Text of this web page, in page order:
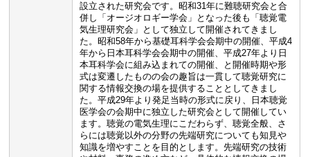
設立された研究会です。昭和31年に難聴研究会と合
併し「オージオロギー学会」となった後も「聴覚電
気生理研究会」として独立して開催されてきまし
た。昭和58年から基礎耳科学会会期中の開催、平成4
年から日本耳科学会会期中の開催、平成27年より日
本耳科学会に組み込まれての開催、と開催時期や形
式は変遷したものの会の趣旨は一貫して聴覚研究に
関する情報交換の場を提供することとしてきまし
た。平成29年より発足当時の形式に戻り、日本聴覚
医学会の会期中に独立した研究会として開催してい
ます。聴覚の電気生理にこだわらず、聴覚全般、さ
らには聴覚以外の分野の先端研究についても知見や
知識を増やすことを目的とします。先端研究の技術